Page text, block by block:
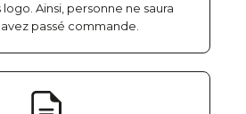
Ainsi, personne ne saura
passé commande.